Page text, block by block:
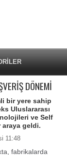
DÖNEMİ
bir yere sahip
Uluslararası
ve Self
araya geldi.
11:48
fabrikalarda